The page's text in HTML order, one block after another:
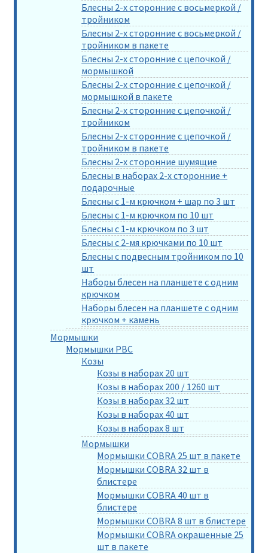
Блесны 2-х сторонние с восьмеркой /
тройником
Блесны 2-х сторонние с восьмеркой /
тройником в пакете
Блесны 2-х сторонние с цепочкой /
мормышкой
Блесны 2-х сторонние с цепочкой /
мормышкой в пакете
Блесны 2-х сторонние с цепочкой /
тройником
Блесны 2-х сторонние с цепочкой /
тройником в пакете
Блесны 2-х сторонние шумящие
Блесны в наборах 2-х сторонние +
подарочные
Блесны с 1-м крючком + шар по 3 шт
Блесны с 1-м крючком по 10 шт
Блесны с 1-м крючком по 3 шт
Блесны с 2-мя крючками по 10 шт
Блесны с подвесным тройником по 10
шт
Наборы блесен на планшете с одним
крючком
Наборы блесен на планшете с одним
крючком + камень
Мормышки
Мормышки РВС
Козы
Козы в наборах 20 шт
Козы в наборах 200 / 1260 шт
Козы в наборах 32 шт
Козы в наборах 40 шт
Козы в наборах 8 шт
Мормышки
Мормышки COBRA 25 шт в пакете
Мормышки COBRA 32 шт в
блистере
Мормышки COBRA 40 шт в
блистере
Мормышки COBRA 8 шт в блистере
Мормышки COBRA окрашенные 25
шт в пакете